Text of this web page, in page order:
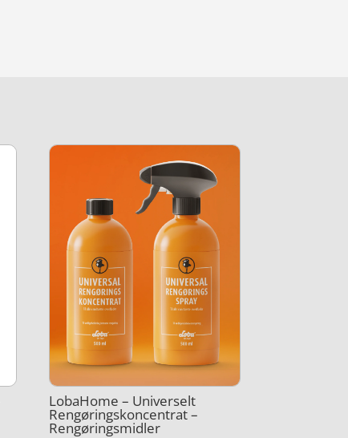
LobaHome – Universelt
Rengøringskoncentrat –
Rengøringsmidler